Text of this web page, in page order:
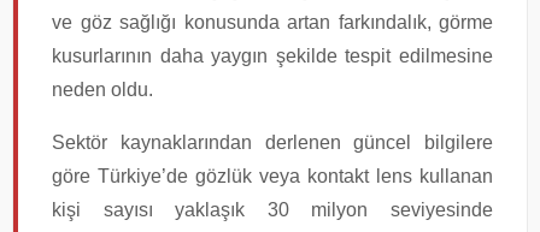
ve göz sağlığı konusunda artan farkındalık, görme
kusurlarının daha yaygın şekilde tespit edilmesine
neden oldu.
Sektör kaynaklarından derlenen güncel bilgilere
göre Türkiye’de gözlük veya kontakt lens kullanan
kişi sayısı yaklaşık 30 milyon seviyesinde